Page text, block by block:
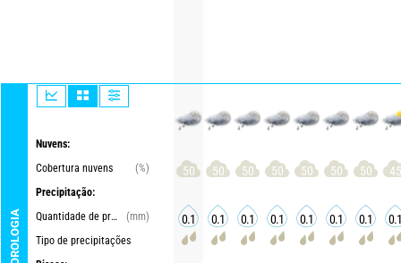
Nuvens:
Cobertura nuvens
(%)
Precipitação:
Quantidade de precipitações
(mm)
Tipo de precipitações
50 50 50 50 50 50 50 45
0.1 0.1 0.1 0.1 0.1 0.1 0.1